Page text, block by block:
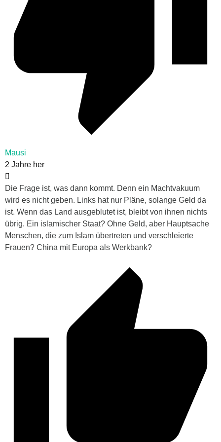
Mausi
2 Jahre her
Die Frage ist, was dann kommt. Denn ein Machtvakuum
wird es nicht geben. Links hat nur Pläne, solange Geld da
ist. Wenn das Land ausgeblutet ist, bleibt von ihnen nichts
übrig. Ein islamischer Staat? Ohne Geld, aber Hauptsache
Menschen, die zum Islam übertreten und verschleierte
Frauen? China mit Europa als Werkbank?